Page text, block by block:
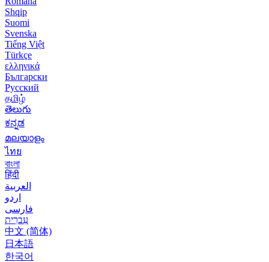
Shqip
Suomi
Svenska
Tiếng Việt
Türkçe
ελληνικά
Български
Русский
தமிழ்
తెలుగు
ಕನ್ನಡ
മലയാളം
ไทย
বাংলা
हिंदी
العربية
اردو
فارسی
עִברִית
中文 (简体)
日本語
한국어